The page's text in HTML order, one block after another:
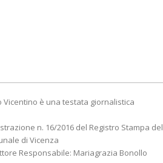
Vicentino è una testata giornalistica
n. 16/2016 del Registro Stampa del
di Vicenza
Responsabile: Mariagrazia Bonollo